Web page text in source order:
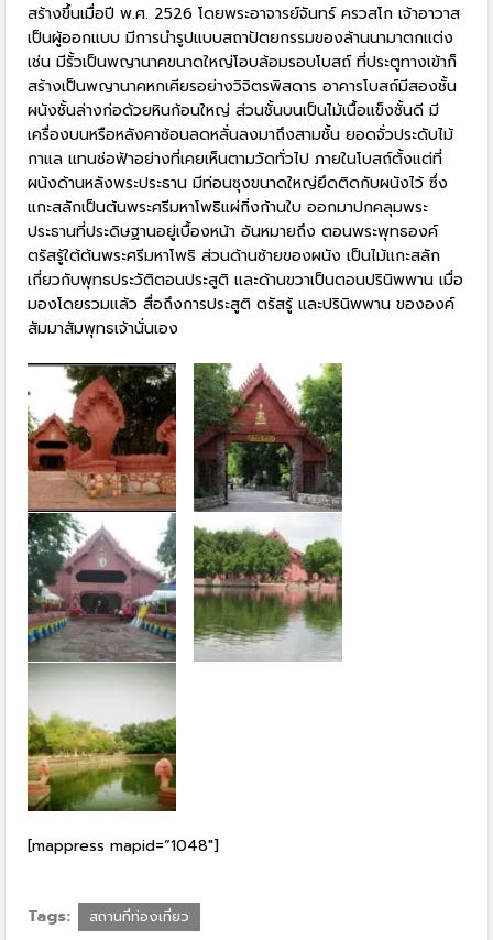
สร้างขึ้นเมื่อปี พ.ศ. 2526 โดยพระอาจารย์จันทร์ ครวสโก เจ้าอาวาส
เป็นผู้ออกแบบ มีการนำรูปแบบสถาปัตยกรรมของล้านนามาตกแต่ง
เช่น มีรั้วเป็นพญานาคขนาดใหญ่โอบล้อมรอบโบสถ์ ที่ประตูทางเข้าก็
สร้างเป็นพญานาคหกเศียรอย่างวิจิตรพิสดาร อาคารโบสถ์มีสองชั้น
ผนังชั้นล่างก่อด้วยหินก้อนใหญ่ ส่วนชั้นบนเป็นไม้เนื้อแข็งชั้นดี มี
เครื่องบนหรือหลังคาซ้อนลดหลั่นลงมาถึงสามชั้น ยอดจั่วประดับไม้
กาแล แทนช่อฟ้าอย่างที่เคยเห็นตามวัดทั่วไป ภายในโบสถ์ตั้งแต่ที่
ผนังด้านหลังพระประธาน มีท่อนซุงขนาดใหญ่ยึดติดกับผนังไว้ ซึ่ง
แกะสลักเป็นต้นพระศรีมหาโพธิแผ่กิ่งก้านใบ ออกมาปกคลุมพระ
ประธานที่ประดิษฐานอยู่เบื้องหน้า อันหมายถึง ตอนพระพุทธองค์
ตรัสรู้ใต้ต้นพระศรีมหาโพธิ ส่วนด้านซ้ายของผนัง เป็นไม้แกะสลัก
เกี่ยวกับพุทธประวัติตอนประสูติ และด้านขวาเป็นตอนปรินิพพาน เมื่อ
มองโดยรวมแล้ว สื่อถึงการประสูติ ตรัสรู้ และปรินิพพาน ขององค์
สัมมาสัมพุทธเจ้านั่นเอง
[mappress mapid=”1048″]
Tags: สถานที่ท่องเที่ยว